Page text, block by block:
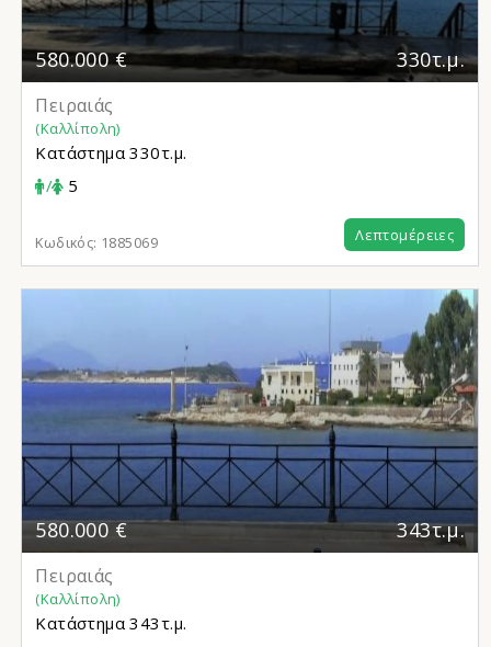
580.000 € 330τ.μ.
Πειραιάς
(Καλλίπολη)
Κατάστημα 330τ.μ.
/
5
Κωδικός: 1885069 Λεπτομέρειες
580.000 € 343τ.μ.
Πειραιάς
(Καλλίπολη)
Κατάστημα 343τ.μ.